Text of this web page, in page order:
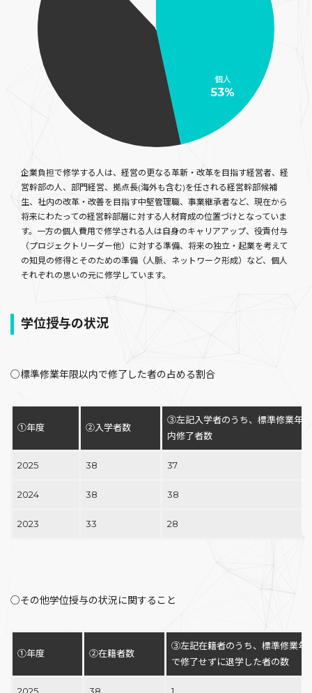
個人
53%
企業負担で修学する人は、経営の更なる革新・改革を目指す経営者、経
営幹部の人、部門経営、拠点長(海外も含む)を任される経営幹部候補
生、社内の改革・改善を目指す中堅管理職、事業継承者など、現在から
将来にわたっての経営幹部層に対する人材育成の位置づけとなっていま
す。一方の個人費用で修学される人は自身のキャリアアップ、役責付与
（プロジェクトリーダー他）に対する準備、将来の独立・起業を考えて
の知見の修得とそのための準備（人脈、ネットワーク形成）など、個人
それぞれの思いの元に修学しています。
学位授与の状況
○標準修業年限以内で修了した者の占める割合
①年度 ②入学者数
③左記入学者のうち、標準修業年
内修了者数
2025 38 37
2024 38 38
2023 33 28
○その他学位授与の状況に関すること
①年度 ②在籍者数
③左記在籍者のうち、標準修業年
で修了せずに退学した者の数